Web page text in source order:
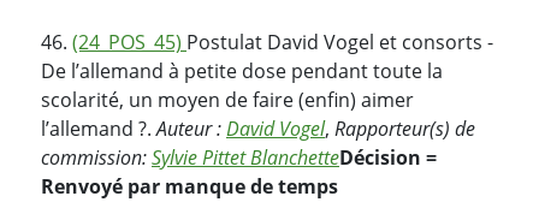
46. (24_POS_45) Postulat David Vogel et consorts -
De l’allemand à petite dose pendant toute la
scolarité, un moyen de faire (enfin) aimer
l’allemand ?.Auteur :David Vogel, Rapporteur(s) de
commission:Sylvie Pittet BlanchetteDécision =
Renvoyé par manque de temps